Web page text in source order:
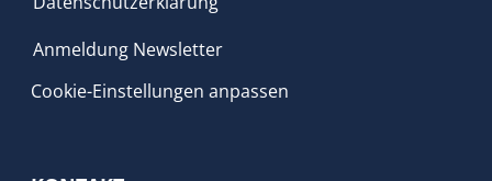
Anmeldung Newsletter
Cookie-Einstellungen anpassen